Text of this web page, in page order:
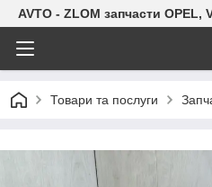
AVTO - ZLOM запчасти OPEL,
Товари та послуги